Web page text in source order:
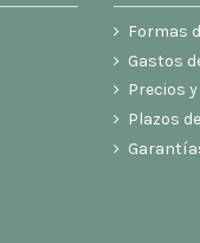
Formas
Gastos
Precios
Plazos